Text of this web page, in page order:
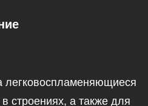
легковоспламеняющиеся
строениях, а также для